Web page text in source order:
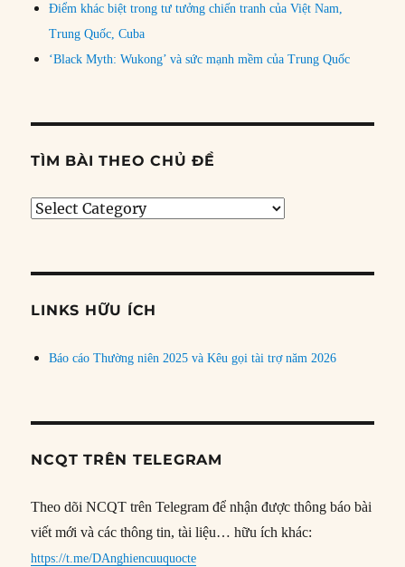
Điểm khác biệt trong tư tưởng chiến tranh của Việt Nam,
Trung Quốc, Cuba
‘Black Myth: Wukong’ và sức mạnh mềm của Trung Quốc
TÌM BÀI THEO CHỦ ĐỀ
Tìm
đề
LINKS HỮU ÍCH
Báo cáo Thường niên 2025 và Kêu gọi tài trợ năm 2026
NCQT TRÊN TELEGRAM
Theo dõi NCQT trên Telegram để nhận được thông báo bài
viết mới và các thông tin, tài liệu… hữu ích khác:
https://t.me/DAnghiencuuquocte